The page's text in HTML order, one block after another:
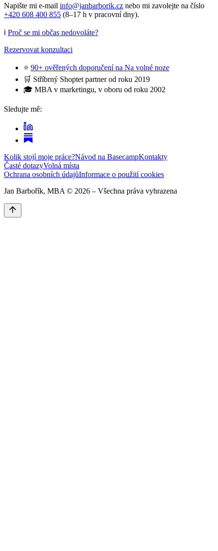
Napište mi e-mail info@janbarborik.cz nebo mi zavolejte na číslo
+420 608 400 855 (8–17 h v pracovní dny).
ℹ️ Proč se mi občas nedovoláte?
Rezervovat konzultaci
⭐ 90+ ověřených doporučení na Na volné noze
🛒 Stříbrný Shoptet partner od roku 2019
🎓 MBA v marketingu, v oboru od roku 2002
Sledujte mě:
Kolik stojí moje práce?Návod na BasecampKontakty
Časté dotazyVolná místa
Ochrana osobních údajůInformace o použití cookies
Jan Barbořík, MBA © 2026 – Všechna práva vyhrazena